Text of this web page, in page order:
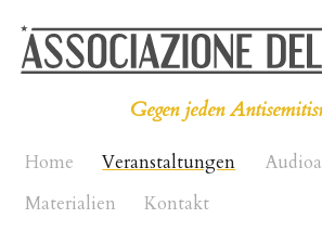
Gegen jeden
Home Veranstaltungen
Materialien
Kontakt